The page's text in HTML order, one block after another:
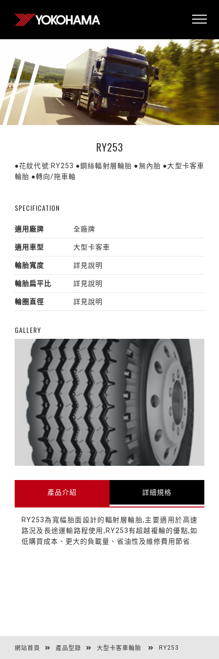
RY253
●花紋代號:RY253 ●鋼絲輻射層輪胎 ●無內胎 ●大型卡客車
輪胎 ●轉向/拖車軸
SPECIFICATION
適用廠牌 全廠牌
適用車型 大型卡客車
輪胎寬度 詳見說明
輪胎扁平比 詳見說明
輪圈直徑 詳見說明
GALLERY
產品介紹 詳細規格
RY253為寬幅胎面設計的輻射層輪胎,主要適用於高速
路況及長途運輸路程使用,RY253有超越複輪的優點,如
低購買成本、更大的負載量、省油性及維修費用節省.
網站首頁 產品型錄 大型卡客車輪胎 RY253